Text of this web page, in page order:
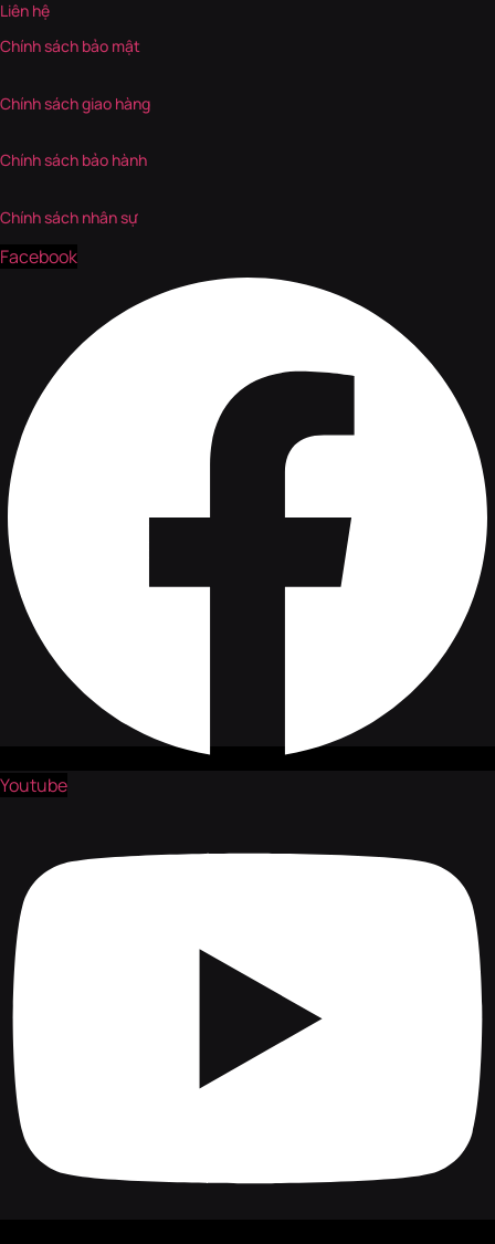
Liên hệ
Chính sách bảo mật
Chính sách giao hàng
Chính sách bảo hành
Chính sách nhân sự
Facebook
Youtube